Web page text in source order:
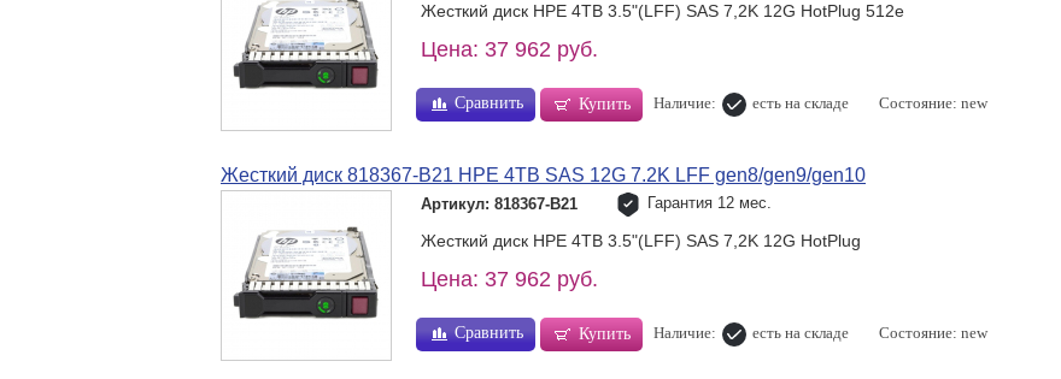
Жесткий диск HPE 4TB 3.5"(LFF) SAS 7,2K 12G HotPlug 512e
Цена: 37 962 руб.
Сравнить Купить Наличие: есть на складе Состояние: new
Жесткий диск 818367-B21 HPE 4TB SAS 12G 7.2K LFF gen8/gen9/gen10
Артикул: 818367-B21 Гарантия 12 мес.
Жесткий диск HPE 4TB 3.5"(LFF) SAS 7,2K 12G HotPlug
Цена: 37 962 руб.
Сравнить Купить Наличие: есть на складе Состояние: new